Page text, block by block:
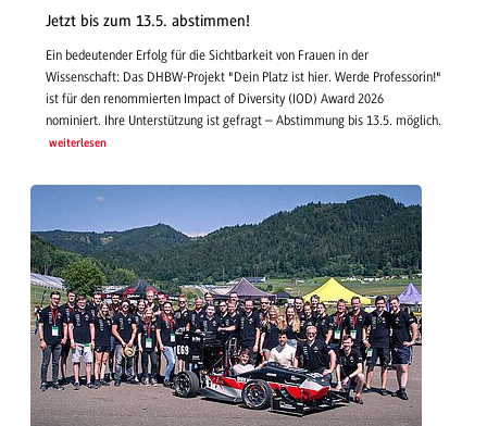
Jetzt bis zum 13.5. abstimmen!
Ein bedeutender Erfolg für die Sichtbarkeit von Frauen in der
Wissenschaft: Das DHBW-Projekt "Dein Platz ist hier. Werde Professorin!"
ist für den renommierten Impact of Diversity (IOD) Award 2026
nominiert. Ihre Unterstützung ist gefragt – Abstimmung bis 13.5. möglich.
weiterlesen